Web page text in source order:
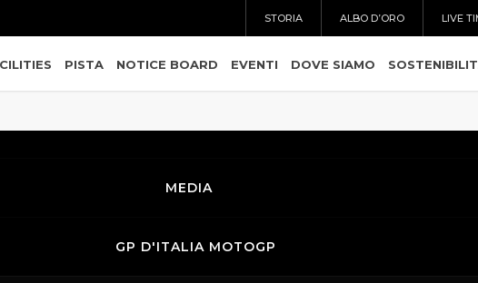
STORIA ALBO D’ORO LIVE
PISTA NOTICE BOARD EVENTI DOVE SIAMO
MEDIA
GP D'ITALIA MOTOGP